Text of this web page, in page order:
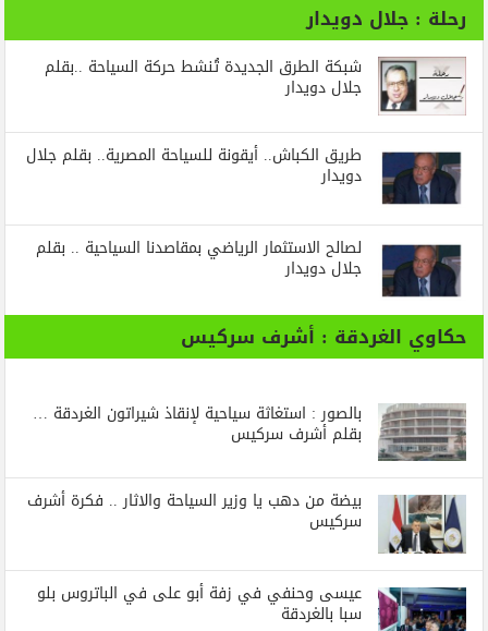
رحلة : جلال دويدار
شبكة الطرق الجديدة تُنشط حركة السياحة ..بقلم
جلال دويدار
طريق الكباش.. أيقونة للسياحة المصرية.. بقلم جلال
دويدار
لصالح الاستثمار الرياضي بمقاصدنا السياحية .. بقلم
جلال دويدار
حكاوي الغردقة : أشرف سركيس
بالصور : استغاثة سياحية لإنقاذ شيراتون الغردقة …
بقلم أشرف سركيس
بيضة من دهب يا وزير السياحة والاثار .. فكرة أشرف
سركيس
عيسى وحنفي في زفة أبو على في الباتروس بلو
سبا بالغردقة